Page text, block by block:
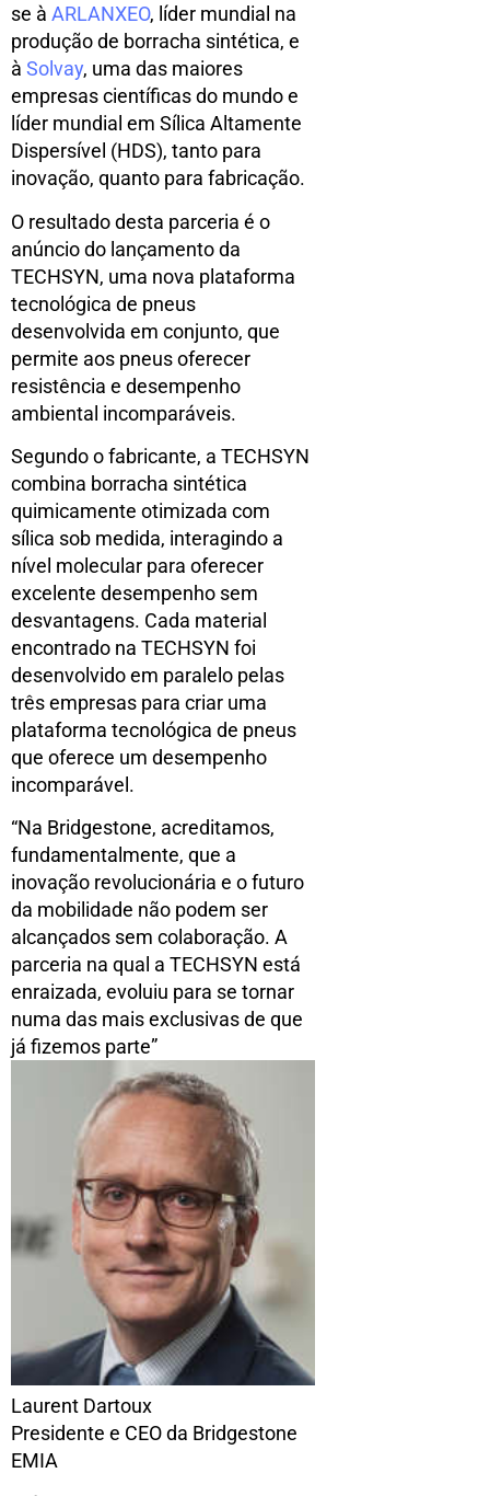
se à ARLANXEO, líder mundial na
produção de borracha sintética, e
à Solvay, uma das maiores
empresas científicas do mundo e
líder mundial em Sílica Altamente
Dispersível (HDS), tanto para
inovação, quanto para fabricação.
O resultado desta parceria é o
anúncio do lançamento da
TECHSYN, uma nova plataforma
tecnológica de pneus
desenvolvida em conjunto, que
permite aos pneus oferecer
resistência e desempenho
ambiental incomparáveis.
Segundo o fabricante, a TECHSYN
combina borracha sintética
quimicamente otimizada com
sílica sob medida, interagindo a
nível molecular para oferecer
excelente desempenho sem
desvantagens. Cada material
encontrado na TECHSYN foi
desenvolvido em paralelo pelas
três empresas para criar uma
plataforma tecnológica de pneus
que oferece um desempenho
incomparável.
“Na Bridgestone, acreditamos,
fundamentalmente, que a
inovação revolucionária e o futuro
da mobilidade não podem ser
alcançados sem colaboração. A
parceria na qual a TECHSYN está
enraizada, evoluiu para se tornar
numa das mais exclusivas de que
já fizemos parte”
Laurent Dartoux
Presidente e CEO da Bridgestone
EMIA